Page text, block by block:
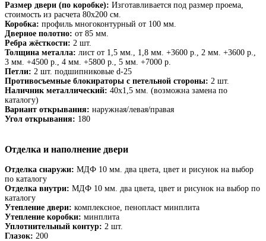
Размер двери (по коробке): Изготавливается под размер проема,
стоимость из расчета 80х200 см.
Коробка: профиль многоконтурный от 100 мм.
Дверное полотно: от 85 мм.
Ребра жёсткости: 2 шт.
Толщина металла: лист от 1,5 мм., 1,8 мм. +3600 р., 2 мм. +3600 р.,
3 мм. +4500 р., 4 мм. +5800 р., 5 мм. +7000 р.
Петли: 2 шт. подшипниковые d-25
Противосъемные блокираторы с петельной стороны: 2 шт.
Наличник металлический: 40х1,5 мм. (возможна замена по
каталогу)
Вариант открывания: наружная/левая/правая
Угол открывания: 180
Отделка и наполнение двери
Отделка снаружи: МДФ 10 мм. два цвета, цвет и рисунок на выбор
по каталогу
Отделка внутри: МДФ 10 мм. два цвета, цвет и рисунок на выбор по
каталогу
Утепление двери: комплексное, пенопласт минплита
Утепление коробки: минплита
Уплотнительный контур: 2 шт.
Глазок: 200